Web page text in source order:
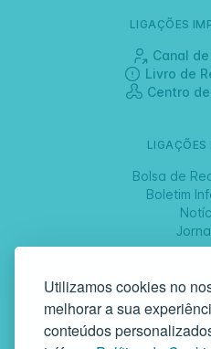
Utilizamos cookies no
melhorar a sua
conteúdos
LIGAÇÕES
Canal
Livro de
Centro
LIGAÇÕES
Bolsa de
Boletim
SIGA-